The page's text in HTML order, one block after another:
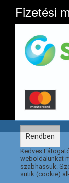
Fizetési
Rendben
Kedves
weboldalunkat
szabhassuk.
sütik (cookie)